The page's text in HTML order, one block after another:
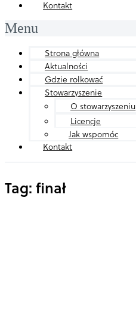
Kontakt
Menu
Strona główna
Aktualności
Gdzie rolkować
Stowarzyszenie
O stowarzyszeniu
Licencje
Jak wspomóc
Kontakt
Tag: finał